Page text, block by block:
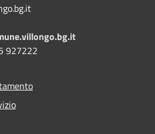
927222